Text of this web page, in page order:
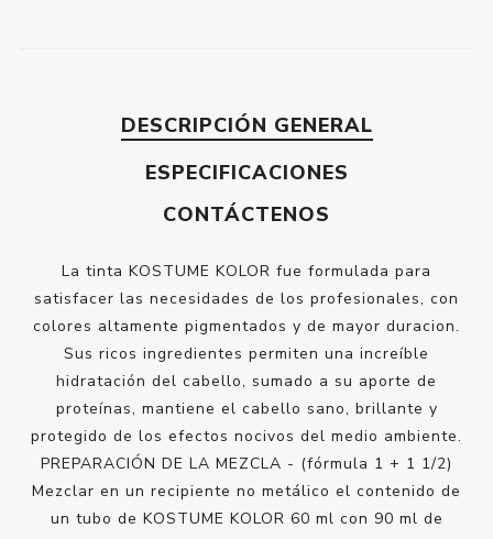
DESCRIPCIÓN GENERAL
ESPECIFICACIONES
CONTÁCTENOS
La tinta KOSTUME KOLOR fue formulada para
satisfacer las necesidades de los profesionales, con
colores altamente pigmentados y de mayor duracion.
Sus ricos ingredientes permiten una increíble
hidratación del cabello, sumado a su aporte de
proteínas, mantiene el cabello sano, brillante y
protegido de los efectos nocivos del medio ambiente.
PREPARACIÓN DE LA MEZCLA - (fórmula 1 + 1 1/2)
Mezclar en un recipiente no metálico el contenido de
un tubo de KOSTUME KOLOR 60 ml con 90 ml de